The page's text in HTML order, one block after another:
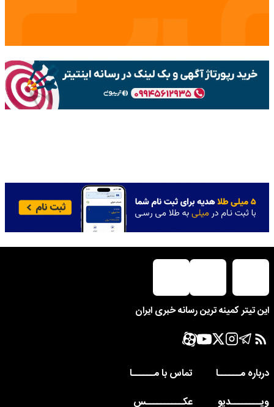
این تیتر کمینه ترین رسانه خبری ایران
درباره مــــــا
تماس با مــــــا
ویــــــــدیو
عکــــــــــس